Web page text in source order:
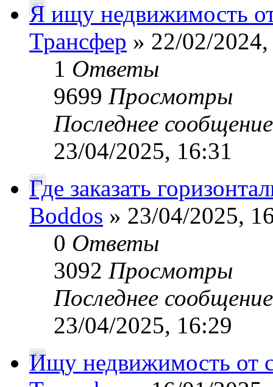
Я ищу недвижимость
Трансфер » 22/02/
1 Ответы
9699 Просмотры
Последнее
23/04/2025, 16:31
Где заказать
Boddos » 23/04/2025,
0 Ответы
3092 Просмотры
Последнее
23/04/2025, 16:29
Ищу недвижимость от